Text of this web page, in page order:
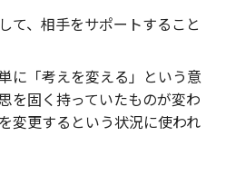
て、相手をサポートすること
に「考えを変える」という意
を固く持っていたものが変わ
変更するという状況に使われ